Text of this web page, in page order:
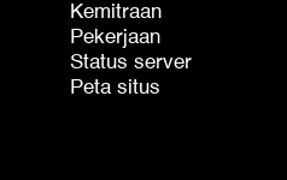
Kemitraan
Pekerjaan
Status server
Peta situs